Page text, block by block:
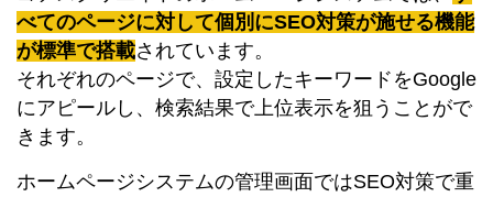
べてのページに対して個別にSEO対策が施せる機能
が標準で搭載されています。
それぞれのページで、設定したキーワードをGoogle
にアピールし、検索結果で上位表示を狙うことがで
きます。
ホームページシステムの管理画面ではSEO対策で重